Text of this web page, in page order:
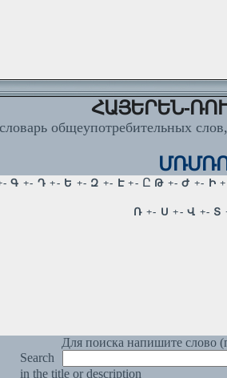
ՀԱՅԵՐԵՆ-
словарь общеупотребительных
Для поиска напишите слово
Search
in the title or description